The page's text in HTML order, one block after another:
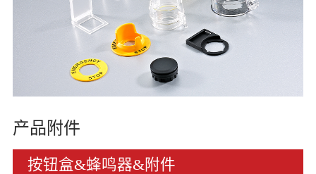
产品附件
按钮盒&蜂鸣器&附件